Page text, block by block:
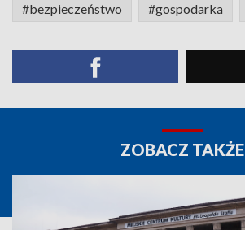
#bezpieczeństwo #gospodarka
ZOBACZ TAKŻE